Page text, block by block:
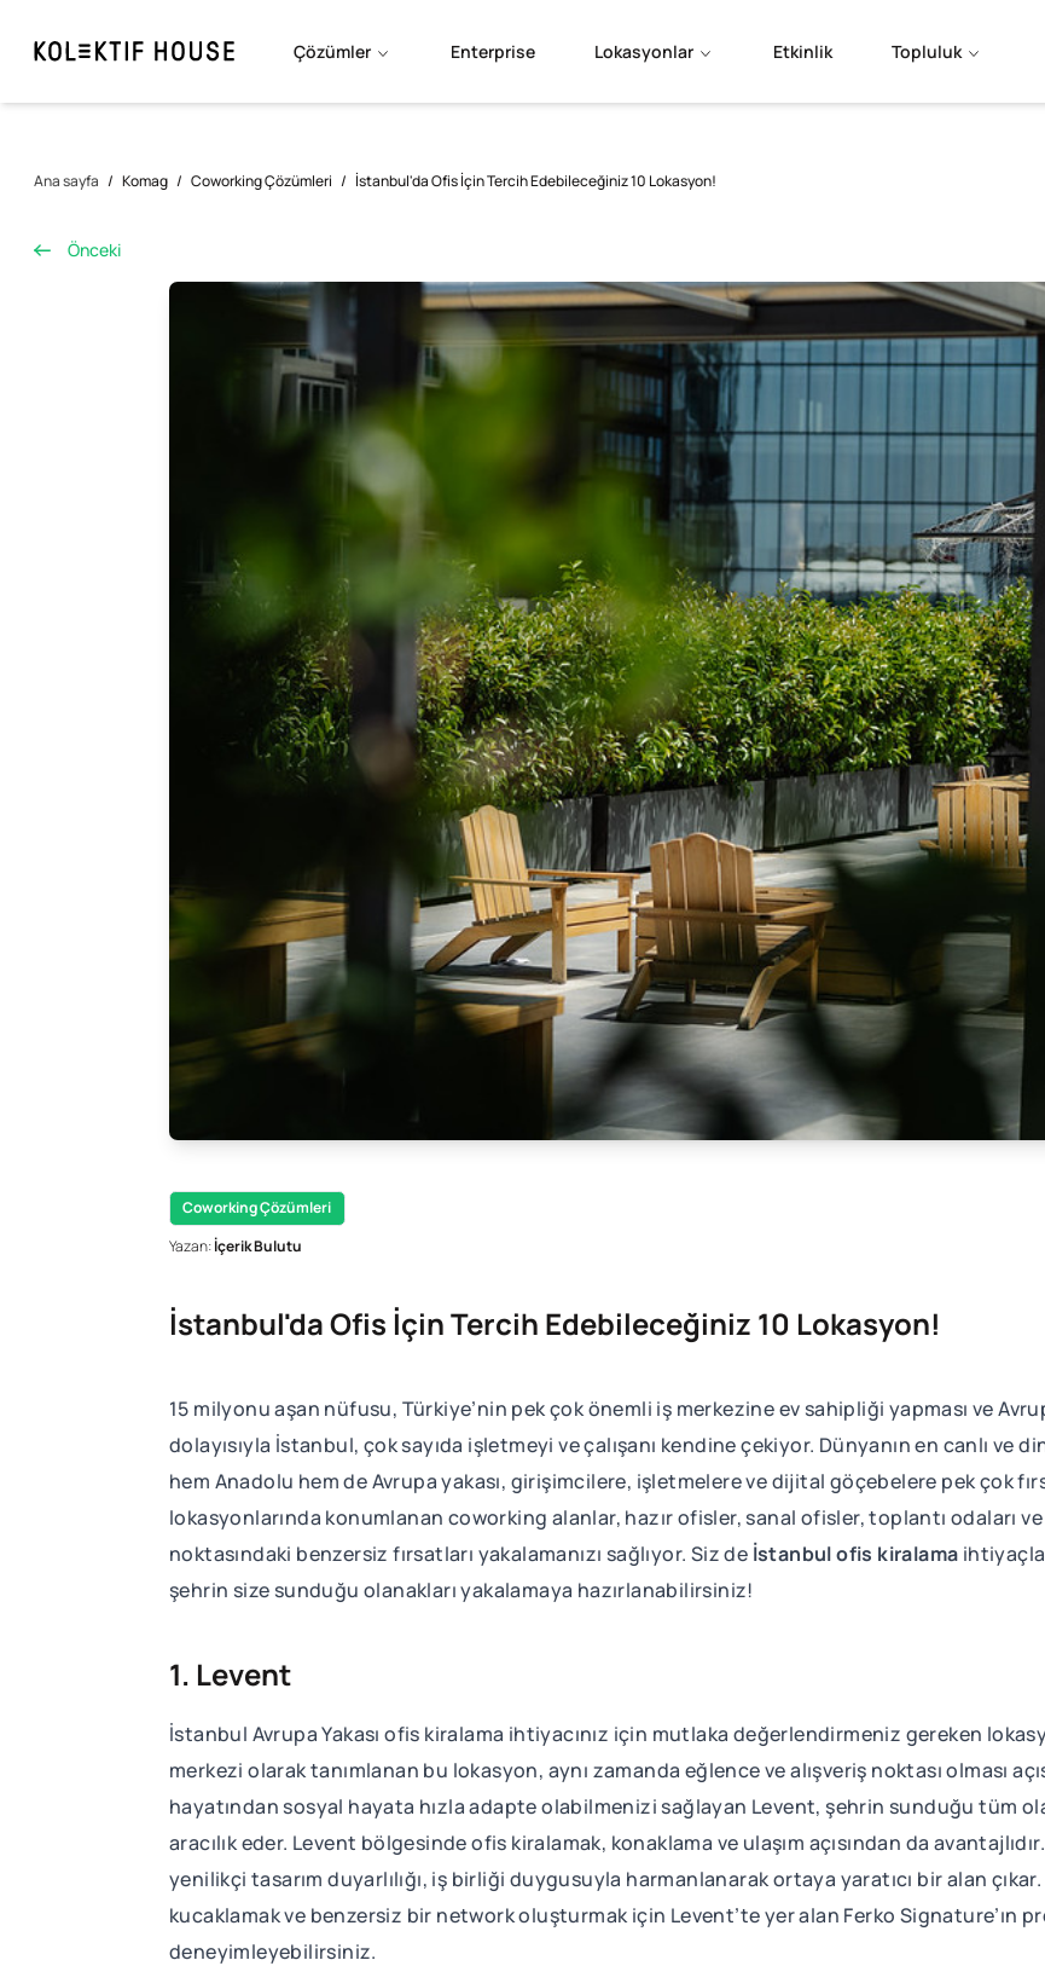
Çözümler Enterprise Lokasyonlar Etkinlik Topluluk
Ana sayfa / Komag / Coworking Çözümleri / İstanbul'da Ofis İçin Tercih Edebileceğiniz 10 Lokasyon!
Önceki
Coworking Çözümleri
Yazan:İçerik Bulutu
İstanbul'da Ofis İçin Tercih Edebileceğiniz 10 Lokasyon!
15 milyonu aşan nüfusu, Türkiye’nin pek çok önemli iş merkezine ev sahipliği yapması ve
dolayısıyla İstanbul, çok sayıda işletmeyi ve çalışanı kendine çekiyor. Dünyanın en canlı ve
hem Anadolu hem de Avrupa yakası, girişimcilere, işletmelere ve dijital göçebelere pek çok
lokasyonlarında konumlanan coworking alanlar, hazır ofisler, sanal ofisler, toplantı odaları
noktasındaki benzersiz fırsatları yakalamanızı sağlıyor. Siz de İstanbul ofis kiralama
şehrin size sunduğu olanakları yakalamaya hazırlanabilirsiniz!
1. Levent
İstanbul Avrupa Yakası ofis kiralama ihtiyacınız için mutlaka değerlendirmeniz gereken
merkezi olarak tanımlanan bu lokasyon, aynı zamanda eğlence ve alışveriş noktası olması
hayatından sosyal hayata hızla adapte olabilmenizi sağlayan Levent, şehrin sunduğu tüm
aracılık eder. Levent bölgesinde ofis kiralamak, konaklama ve ulaşım açısından da
yenilikçi tasarım duyarlılığı, iş birliği duygusuyla harmanlanarak ortaya yaratıcı bir alan
kucaklamak ve benzersiz bir network oluşturmak için Levent’te yer alan Ferko Signature’ın
deneyimleyebilirsiniz.